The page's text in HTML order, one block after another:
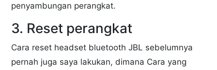
penyambungan perangkat.
3. Reset perangkat
Cara reset headset bluetooth JBL sebelumnya
pernah juga saya lakukan, dimana Cara yang